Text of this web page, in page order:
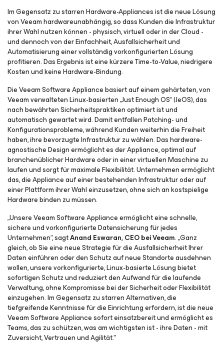
Im Gegensatz zu starren Hardware-Appliances ist die neue Lösung
von Veeam hardwareunabhängig, so dass Kunden die Infrastruktur
ihrer Wahl nutzen können - physisch, virtuell oder in der Cloud -
und dennoch von der Einfachheit, Ausfallsicherheit und
Automatisierung einer vollständig vorkonfigurierten Lösung
profitieren. Das Ergebnis ist eine kürzere Time-to-Value, niedrigere
Kosten und keine Hardware-Bindung.
Die Veeam Software Appliance basiert auf einem gehärteten, von
Veeam verwalteten Linux-basierten „Just Enough OS“ (JeOS), das
nach bewährten Sicherheitspraktiken optimiert ist und
automatisch gewartet wird. Damit entfallen Patching- und
Konfigurationsprobleme, während Kunden weiterhin die Freiheit
haben, ihre bevorzugte Infrastruktur zu wählen. Das hardware-
agnostische Design ermöglicht es der Appliance, optimal auf
branchenüblicher Hardware oder in einer virtuellen Maschine zu
laufen und sorgt für maximale Flexibilität. Unternehmen ermöglicht
das, die Appliance auf einer bestehenden Infrastruktur oder auf
einer Plattform ihrer Wahl einzusetzen, ohne sich an kostspielige
Hardware binden zu müssen.
„Unsere Veeam Software Appliance ermöglicht eine schnelle,
sichere und vorkonfigurierte Datensicherung für jedes
Unternehmen“, sagtAnand Eswaran, CEO bei Veeam. „Ganz
gleich, ob Sie eine neue Strategie für die Ausfallsicherheit Ihrer
Daten einführen oder den Schutz auf neue Standorte ausdehnen
wollen, unsere vorkonfigurierte, Linux-basierte Lösung bietet
sofortigen Schutz und reduziert den Aufwand für die laufende
Verwaltung, ohne Kompromisse bei der Sicherheit oder Flexibilität
einzugehen. Im Gegensatz zu starren Alternativen, die
tiefgreifende Kenntnisse für die Einrichtung erfordern, ist die neue
Veeam Software Appliance sofort einsatzbereit und ermöglicht es
Teams, das zu schützen, was am wichtigsten ist - ihre Daten - mit
Zuversicht, Vertrauen und Agilität."